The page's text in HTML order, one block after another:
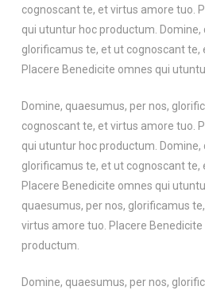
cognoscant te, et virtus amore tuo.
qui utuntur hoc productum. Domine,
glorificamus te, et ut cognoscant te,
Placere Benedicite omnes qui
Domine, quaesumus, per nos,
cognoscant te, et virtus amore tuo.
qui utuntur hoc productum. Domine,
glorificamus te, et ut cognoscant te,
Placere Benedicite omnes qui
quaesumus, per nos, glorificamus
virtus amore tuo. Placere
productum.
Domine, quaesumus, per nos,